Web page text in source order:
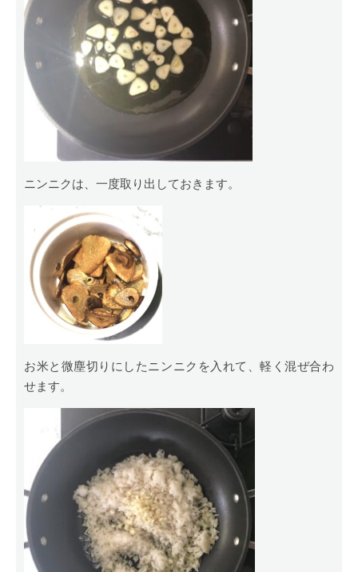
ニンニクは、一度取り出しておきます。
お米と微塵切りにしたニンニクを入れて、軽く混ぜ合わ
せます。